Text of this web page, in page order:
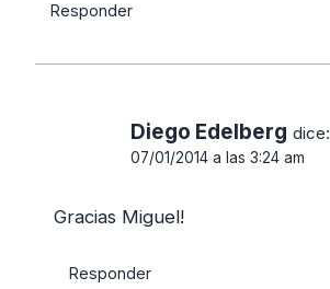
Responder
Diego Edelberg dice:
07/01/2014 a las 3:24 am
Gracias Miguel!
Responder